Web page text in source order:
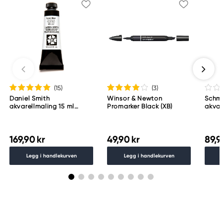
(15)
Daniel Smith
akvarellmaling 15 ml
169,90 kr
Legg i handlekurven
(3)
Winsor & Newton
Promarker Black (XB)
49,90 kr
Legg i handlekurven